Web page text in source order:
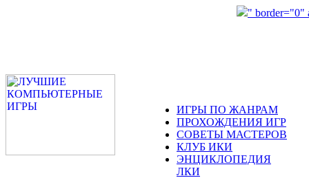
" border="0"
ИГРЫ ПО ЖАНРАМ
ПРОХОЖДЕНИЯ ИГР
СОВЕТЫ МАСТЕРОВ
КЛУБ ИКИ
ЭНЦИКЛОПЕДИЯ
ЛКИ